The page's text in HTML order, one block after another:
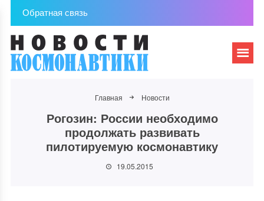
Обратная связь
Главная Новости
Рогозин: России необходимо
продолжать развивать
пилотируемую космонавтику
19.05.2015